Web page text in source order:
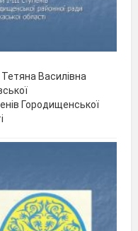
Василівна
Городищенської